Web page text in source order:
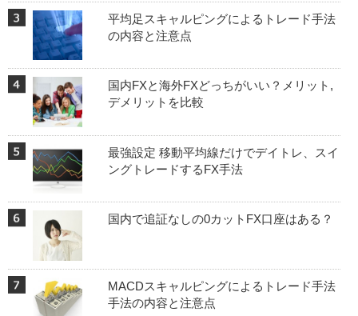
平均足スキャルピングによるトレード手法
の内容と注意点
国内FXと海外FXどっちがいい？メリット,
デメリットを比較
最強設定 移動平均線だけでデイトレ、スイ
ングトレードするFX手法
国内で追証なしの0カットFX口座はある？
MACDスキャルピングによるトレード手法
手法の内容と注意点